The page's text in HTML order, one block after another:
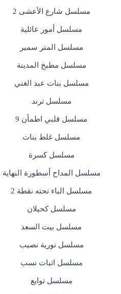
مسلسل شارع الأعشى 2
مسلسل أمور عائلية
مسلسل المتر سمير
مسلسل مطبخ المدينة
مسلسل بنات عبد الغني
مسلسل ترند
مسلسل قلبي اطمأن 9
مسلسل غلط بنات
مسلسل كسرة
مسلسل المداح أسطورة النهاية
مسلسل الباء تحته نقطة 2
مسلسل كحيلان
مسلسل بيت السعد
مسلسل نورية نصيب
مسلسل اثبات نسب
مسلسل توابع